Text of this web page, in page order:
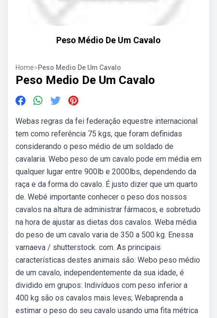
Peso Médio De Um Cavalo
Home>Peso Medio De Um Cavalo
Peso Medio De Um Cavalo
Webas regras da fei federação equestre internacional
tem como referência 75 kgs, que foram definidas
considerando o peso médio de um soldado de
cavalaria. Webo peso de um cavalo pode em média em
qualquer lugar entre 900lb e 2000lbs, dependendo da
raça e da forma do cavalo. É justo dizer que um quarto
de. Webé importante conhecer o peso dos nossos
cavalos na altura de administrar fármacos, e sobretudo
na hora de ajustar as dietas dos cavalos. Weba média
do peso de um cavalo varia de 350 a 500 kg. Enessa
varnaeva / shutterstock. com. As principais
características destes animais são: Webo peso médio
de um cavalo, independentemente da sua idade, é
dividido em grupos: Indivíduos com peso inferior a
400 kg são os cavalos mais leves; Webaprenda a
estimar o peso do seu cavalo usando uma fita métrica